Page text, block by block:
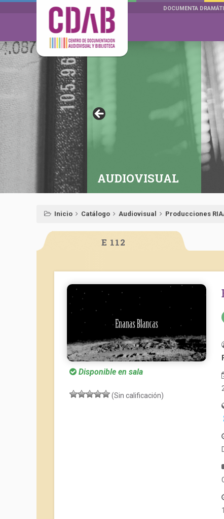
DOCUMENTA
AUDIOVISUAL
Inicio Catálogo Audiovisual Producciones
E 112
Disponible en sala
(Sin calificación)